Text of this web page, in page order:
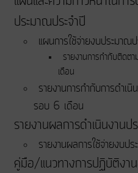
ประมาณประจําปี
แผนการใช้จ่ายงบประมาณ
รายงานการกำกับติดต
เดือน
รายงานการกำกับการดำเนิ
รอบ 6 เดือน
รายงานผลการดำเนินงานป
รายงานผลการใช้จ่ายงบป
คู่มือ/แนวทางการปฏิบัติงา